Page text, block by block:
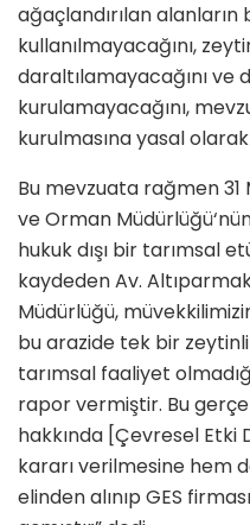
ağaçlandırılan
kullanılmayacağını,
daraltılamayacağını ve
kurulamayacağını,
kurulmasına yasal
Bu mevzuata rağmen 31
ve Orman
hukuk dışı bir tarımsal
kaydeden Av.
Müdürlüğü,
bu arazide tek bir
tarımsal faaliyet
rapor vermiştir. Bu
hakkında [Çevresel
kararı verilmesine hem
elinden alınıp GES